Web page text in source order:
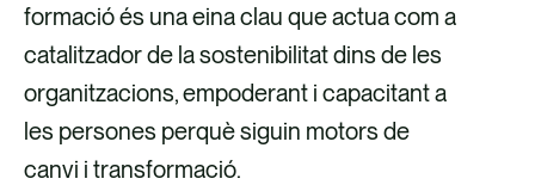
formació és una eina clau que actua com a
catalitzador de la sostenibilitat dins de les
organitzacions, empoderant i capacitant a
les persones perquè siguin motors de
canvi i transformació.